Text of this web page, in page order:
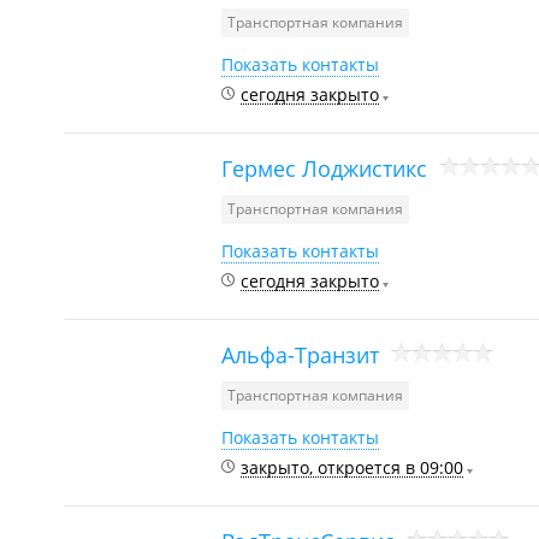
Транспортная компания
Показать контакты
сегодня закрыто
Гермес Лоджистикс
Транспортная компания
Показать контакты
сегодня закрыто
Альфа-Транзит
Транспортная компания
Показать контакты
закрыто, откроется в 09:00